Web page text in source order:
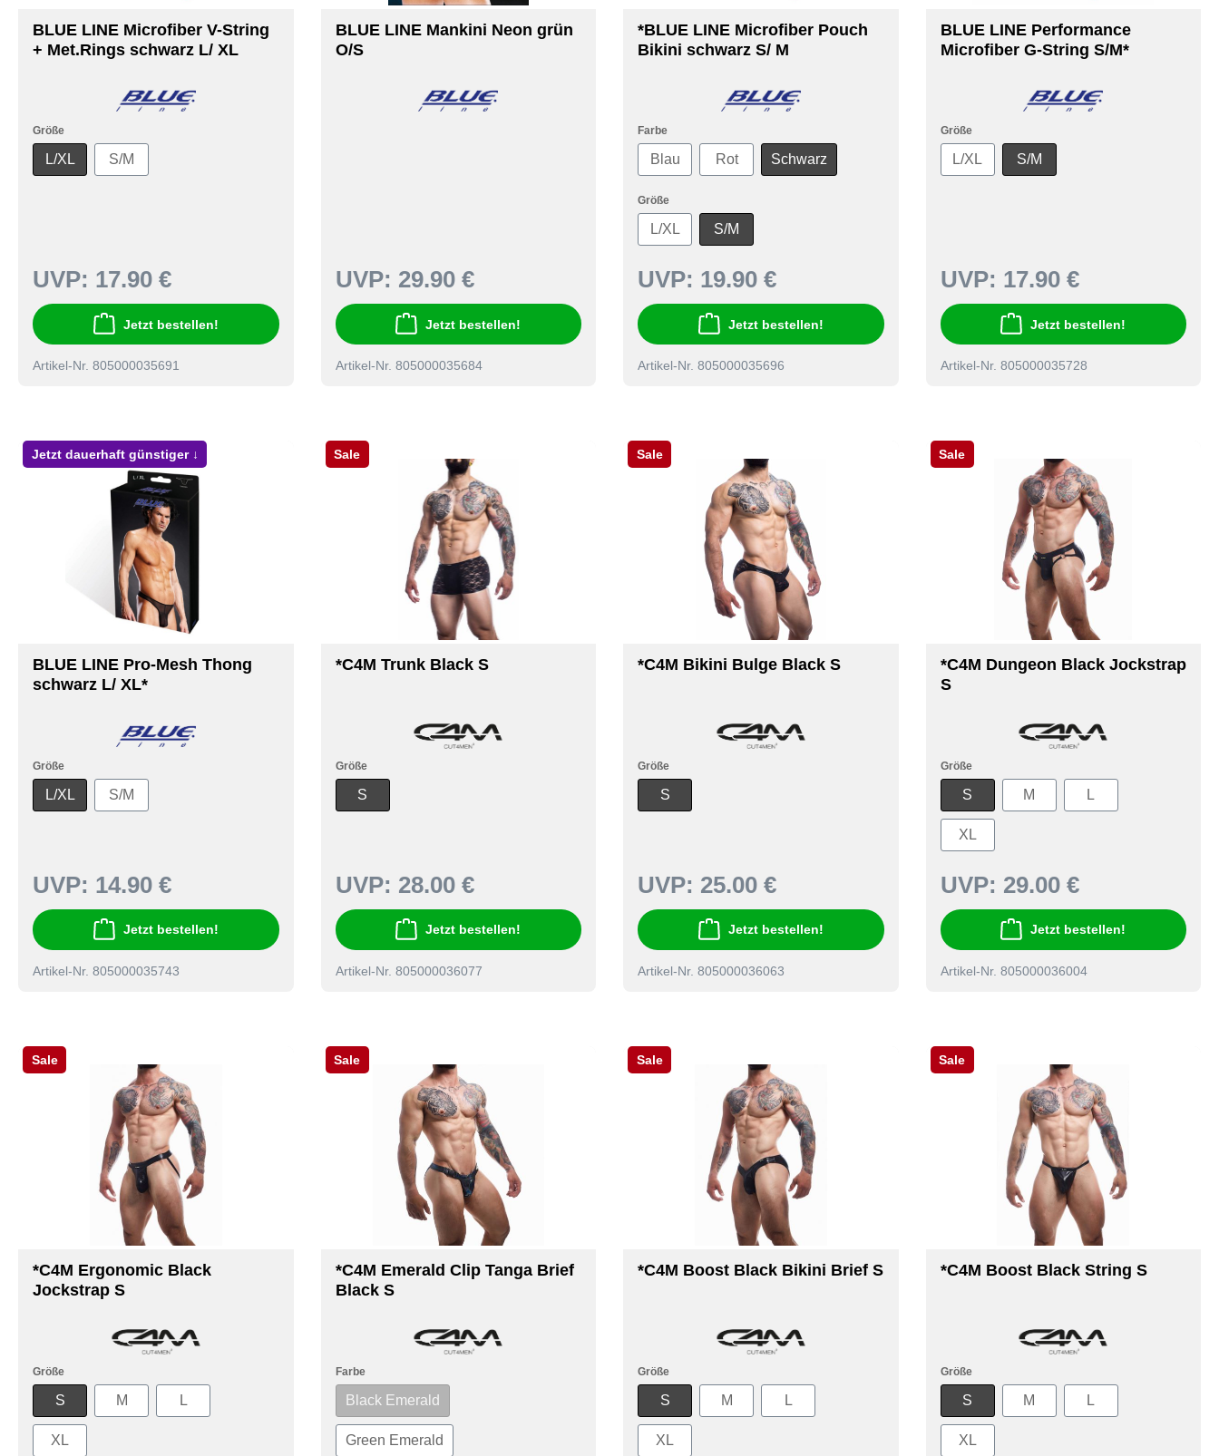
BLUE LINE Microfiber V-String
+ Met.Rings schwarz L/ XL
Größe
L/XL S/M
UVP: 17.90 €
Jetzt bestellen!
Artikel-Nr. 805000035691
BLUE LINE Mankini Neon grün
O/S
UVP: 29.90 €
Jetzt bestellen!
Artikel-Nr. 805000035684
*BLUE LINE Microfiber Pouch
Bikini schwarz S/ M
Farbe
Blau Rot Schwarz
Größe
L/XL S/M
UVP: 19.90 €
Jetzt bestellen!
Artikel-Nr. 805000035696
BLUE LINE Performance
Microfiber G-String S/M*
Größe
L/XL S/M
UVP: 17.90 €
Jetzt bestellen!
Artikel-Nr. 805000035728
Jetzt dauerhaft günstiger ↓
BLUE LINE Pro-Mesh Thong
schwarz L/ XL*
Größe
L/XL S/M
UVP: 14.90 €
Jetzt bestellen!
Artikel-Nr. 805000035743
Sale
*C4M Trunk Black S
Größe
S
UVP: 28.00 €
Jetzt bestellen!
Artikel-Nr. 805000036077
Sale
*C4M Bikini Bulge Black S
Größe
S
UVP: 25.00 €
Jetzt bestellen!
Artikel-Nr. 805000036063
Sale
*C4M Dungeon Black Jockstrap
S
Größe
S M L
XL
UVP: 29.00 €
Jetzt bestellen!
Artikel-Nr. 805000036004
Sale
*C4M Ergonomic Black
Jockstrap S
Größe
S M L
XL
Sale
*C4M Emerald Clip Tanga Brief
Black S
Farbe
Black Emerald
Green Emerald
Sale
*C4M Boost Black Bikini Brief S
Größe
S M L
XL
Sale
*C4M Boost Black String S
Größe
S M L
XL